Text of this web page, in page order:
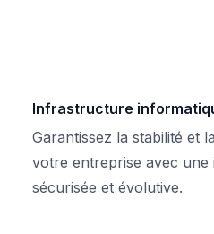
Infrastructure
Garantissez la stabilité et
votre entreprise avec
sécurisée et évolutive.